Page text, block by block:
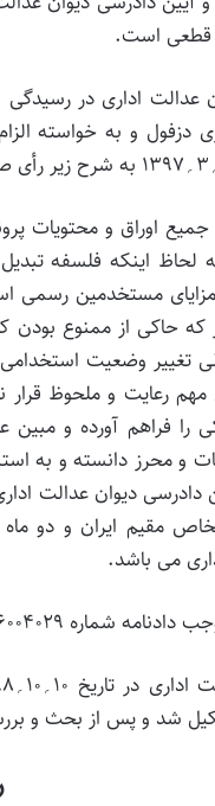
قطعی است.
و به خواسته
جمیع اوراق و محتویات
لحاظ اینکه فلسفه
که حاکی از ممنوع
تغییر وضعیت
مهم رعایت و ملحوظ
را فراهم آورده و
دادرسی دیوان عدالت
مقیم ایران و دو ماه
می باشد.
شد و پس از بحث و